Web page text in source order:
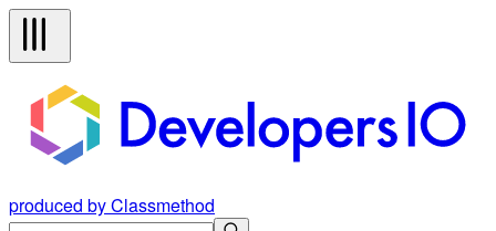
produced by Classmethod